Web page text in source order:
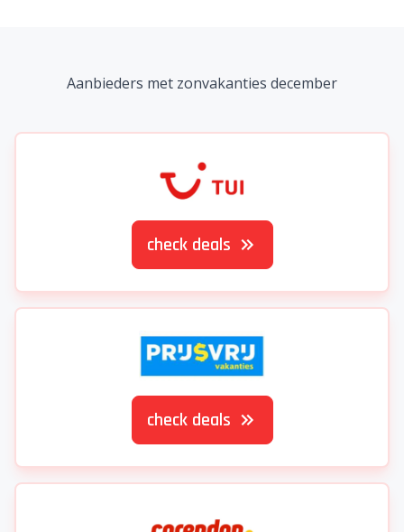
Aanbieders met zonvakanties december
check deals
check deals